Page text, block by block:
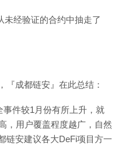
未经验证的合约中抽走了
『成都链安』在此总结：
事件较1月份有所上升，就
，用户覆盖程度越广，自然
链安建议各大DeFi项目方一